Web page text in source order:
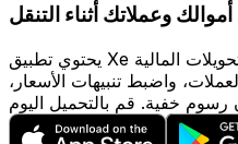
وعملاتك أثناء التنقل
يحتوي تطبيق Xe على كل ما تحتاجه لإجراء التحويلات المالية
واضبط تنبيهات الأسعار،